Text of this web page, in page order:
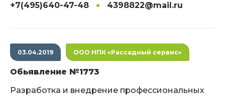
+7(495)640-47-48 4398822@mail.ru
03.04.2019 ООО НПК «Рассадный сервис»
Обьявление №1773
Разработка и внедрение профессиональных